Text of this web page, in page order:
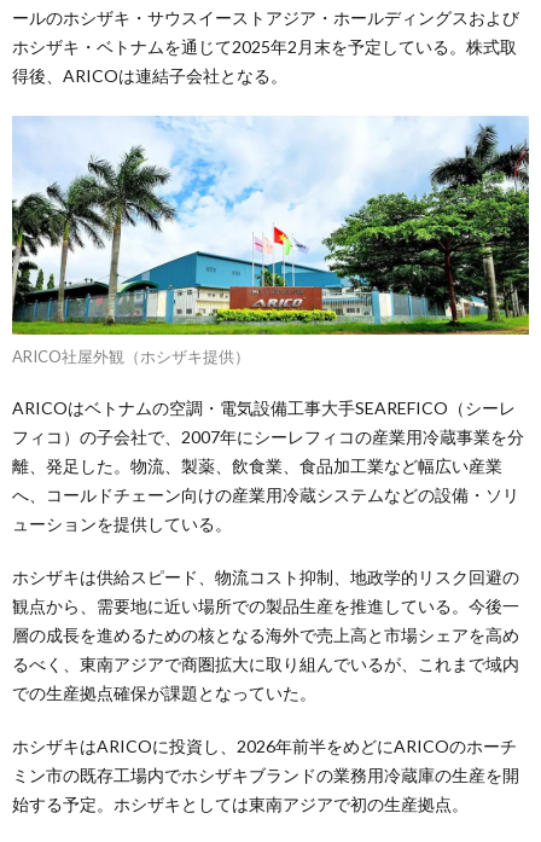
ールのホシザキ・サウスイーストアジア・ホールディングスおよび
ホシザキ・ベトナムを通じて2025年2月末を予定している。株式取
得後、ARICOは連結子会社となる。
ARICO社屋外観（ホシザキ提供）
ARICOはベトナムの空調・電気設備工事大手SEAREFICO（シーレ
フィコ）の子会社で、2007年にシーレフィコの産業用冷蔵事業を分
離、発足した。物流、製薬、飲食業、食品加工業など幅広い産業
へ、コールドチェーン向けの産業用冷蔵システムなどの設備・ソリ
ューションを提供している。
ホシザキは供給スピード、物流コスト抑制、地政学的リスク回避の
観点から、需要地に近い場所での製品生産を推進している。今後一
層の成長を進めるための核となる海外で売上高と市場シェアを高め
るべく、東南アジアで商圏拡大に取り組んでいるが、これまで域内
での生産拠点確保が課題となっていた。
ホシザキはARICOに投資し、2026年前半をめどにARICOのホーチ
ミン市の既存工場内でホシザキブランドの業務用冷蔵庫の生産を開
始する予定。ホシザキとしては東南アジアで初の生産拠点。